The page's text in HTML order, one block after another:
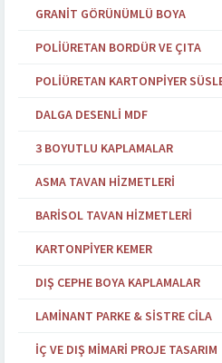
GRANIT GÖRÜNÜMLÜ BOYA
POLIÜRETAN BORDÜR VE ÇITA
POLIÜRETAN KARTONPIYER
DALGA DESENLI MDF
3 BOYUTLU KAPLAMALAR
ASMA TAVAN HIZMETLERI
BARISOL TAVAN HIZMETLERI
KARTONPIYER KEMER
DIŞ CEPHE BOYA KAPLAMALAR
LAMINANT PARKE & SISTRE CILA
İÇ VE DIŞ MIMARI PROJE TASARIM